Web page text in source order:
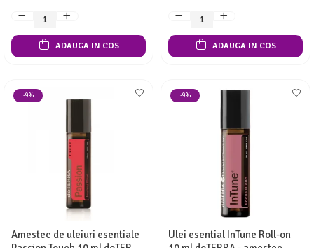
ADAUGA IN COS ADAUGA IN COS
-9%
Amestec de uleiuri esentiale
-9%
Ulei esential InTune Roll-on